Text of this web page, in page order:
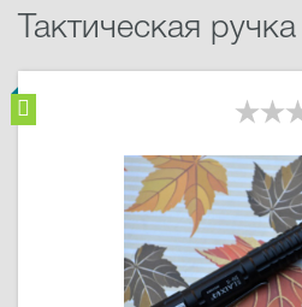
Тактическая